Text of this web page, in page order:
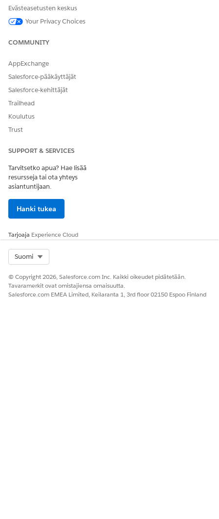
Evästeasetusten keskus
Your Privacy Choices
COMMUNITY
AppExchange
Salesforce-pääkäyttäjät
Salesforce-kehittäjät
Trailhead
Koulutus
Trust
SUPPORT & SERVICES
Tarvitsetko apua? Hae lisää
resursseja tai ota yhteys
asiantuntijaan.
Hanki tukea
Tarjoaja Experience Cloud
Suomi
© Copyright 2026, Salesforce.com Inc. Kaikki oikeudet pidätetään.
Tavaramerkit ovat omistajiensa omaisuutta.
Salesforce.com EMEA Limited, Keilaranta 1, 3rd floor 02150 Espoo Finland